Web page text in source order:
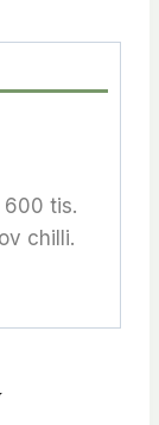
600 tis.
chilli.